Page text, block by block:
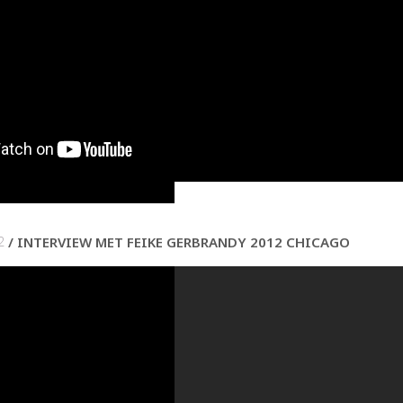
INTERVIEW MET FEIKE GERBRANDY 2012 CHICAGO